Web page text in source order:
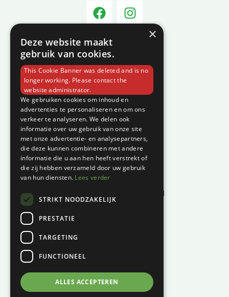
Informatie
Over C-Vin
Contact
Klantenservice
Garantie en klachten
Betaalmethodes
Privacyverklaring
Algemene voorwaarden
Levertijd en kosten
Herroepingsrecht & bedenktijd
KVK:01124270
BTW:NL001447694B61
×
Deze website maakt
gebruik van cookies.
This Cookie Banner was deleted and is no
longer working. Please contact the
website administrator.
We gebruiken cookies om inhoud en
advertenties te personaliseren en om ons
verkeer te analyseren. We delen ook
informatie over uw gebruik van onze site
met onze advertentie- en analysepartners,
die deze kunnen combineren met andere
informatie die u aan hen heeft verstrekt of
die zij hebben verzameld door uw gebruik
van hun diensten. Lees verder
STRIKT NOODZAKELIJK
PRESTATIE
TARGETING
FUNCTIONEEL
ALLES ACCEPTEREN